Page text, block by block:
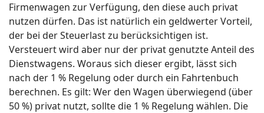
Firmenwagen zur Verfügung, den diese auch privat
nutzen dürfen. Das ist natürlich ein geldwerter Vorteil,
der bei der Steuerlast zu berücksichtigen ist.
Versteuert wird aber nur der privat genutzte Anteil des
Dienstwagens. Woraus sich dieser ergibt, lässt sich
nach der 1 % Regelung oder durch ein Fahrtenbuch
berechnen. Es gilt: Wer den Wagen überwiegend (über
50 %) privat nutzt, sollte die 1 % Regelung wählen. Die